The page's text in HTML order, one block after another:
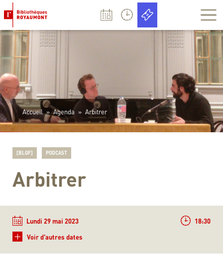
Accueil » Agenda » Arbitrer
[BLGF] PODCAST
Arbitrer
Lundi 29 mai 2023 18:30
+ Voir d'autres dates
Panneau de gestion des cookies